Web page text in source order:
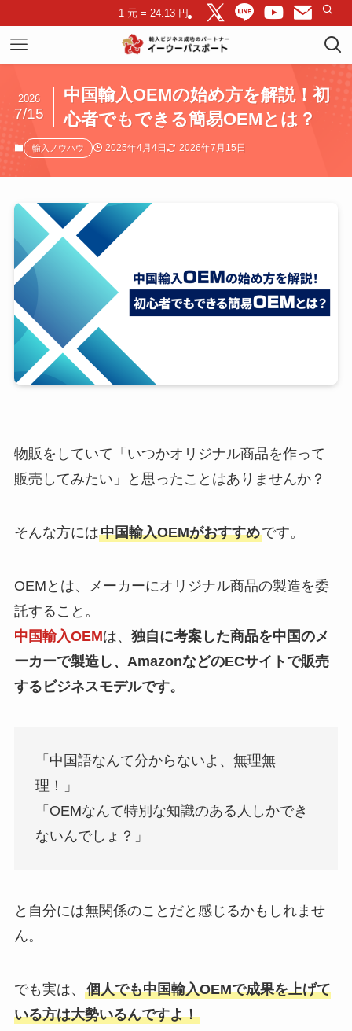
1 元 = 24.13 円
中国輸入OEMの始め方を解説！初
心者でもできる簡易OEMとは？
2026
7/15
輸入ノウハウ 2025年4月4日 2026年7月15日
物販をしていて「いつかオリジナル商品を作って
販売してみたい」と思ったことはありませんか？
そんな方には中国輸入OEMがおすすめです。
OEMとは、メーカーにオリジナル商品の製造を委
託すること。
中国輸入OEMは、 独自に考案した商品を中国のメ
ーカーで製造し、AmazonなどのECサイトで販売
するビジネスモデルです。
「中国語なんて分からないよ、無理無
理！」
「OEMなんて特別な知識のある人しかでき
ないんでしょ？」
と自分には無関係のことだと感じるかもしれませ
ん。
でも実は、 個人でも中国輸入OEMで成果を上げて
いる方は大勢いるんですよ！